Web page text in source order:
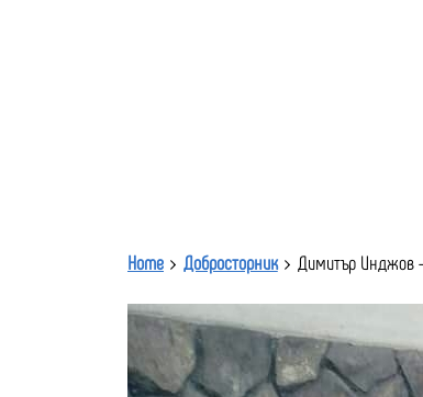
Home Добросторник Димитър Инджов